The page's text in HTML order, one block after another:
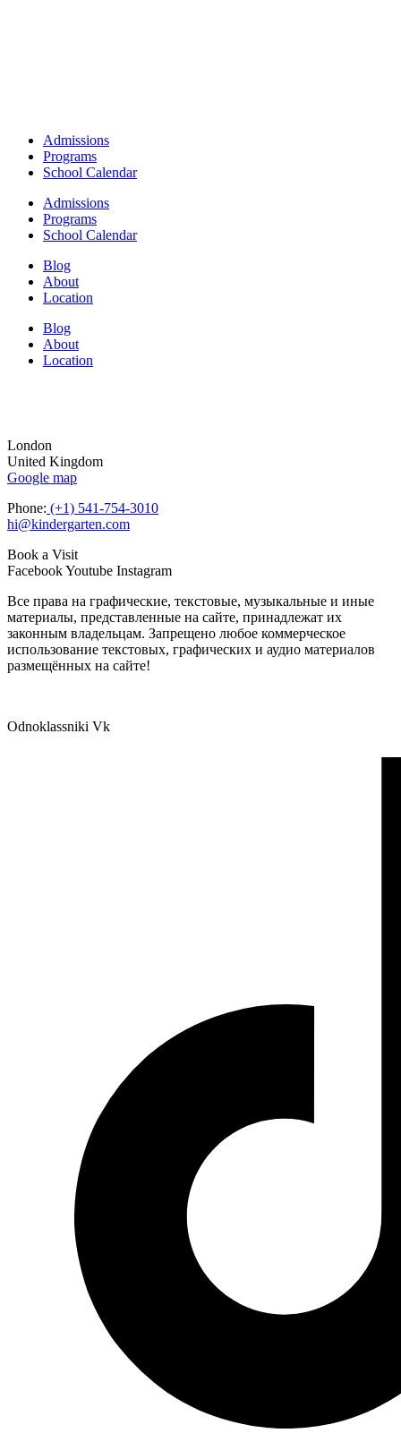
Admissions
Programs
School Calendar
Admissions
Programs
School Calendar
Blog
About
Location
Blog
About
Location
London
United Kingdom
Google map
Phone: (+1) 541-754-3010
hi@kindergarten.com
Book a Visit
FacebookYoutube Instagram
Все права на графические, текстовые, музыкальные и иные
материалы, представленные на сайте, принадлежат их
законным владельцам. Запрещено любое коммерческое
использование текстовых, графических и аудио материалов
размещённых на сайте!
Odnoklassniki Vk